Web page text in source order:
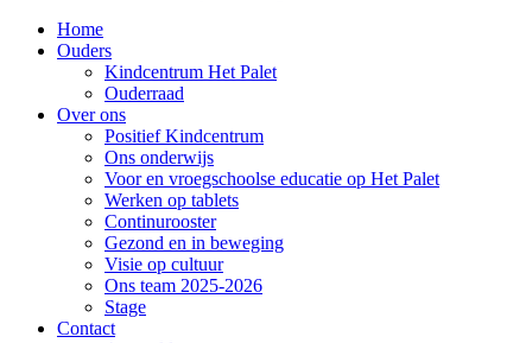
Home
Ouders
Kindcentrum Het Palet
Ouderraad
Over ons
Positief Kindcentrum
Ons onderwijs
Voor en vroegschoolse educatie op Het Palet
Werken op tablets
Continurooster
Gezond en in beweging
Visie op cultuur
Ons team 2025-2026
Stage
Contact